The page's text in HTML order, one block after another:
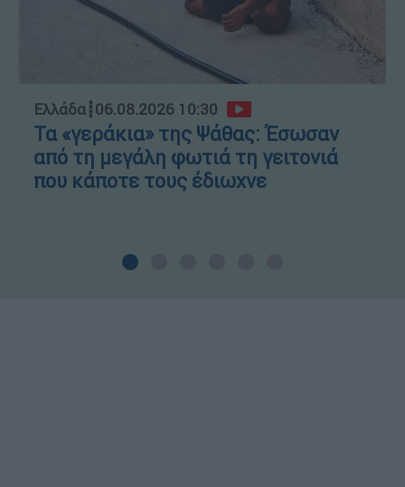
Ελλάδα┋06.08.2026 10:30
Τα «γεράκια» της Ψάθας: Έσωσαν
από τη μεγάλη φωτιά τη γειτονιά
που κάποτε τους έδιωχνε